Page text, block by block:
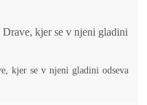
kjer se v njeni gladini odseva